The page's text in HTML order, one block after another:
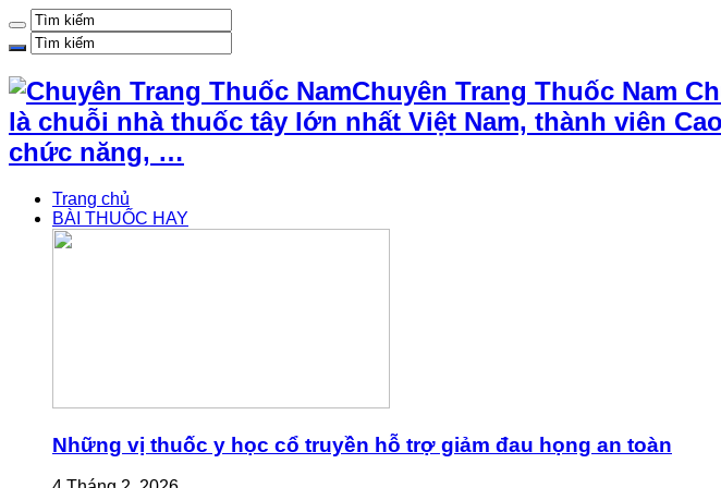
Chuyên Trang Thuốc Nam
là chuỗi nhà thuốc tây lớn nhất Việt Nam, thành viên
chức năng, …
Trang chủ
BÀI THUỐC HAY
Những vị thuốc y học cổ truyền hỗ trợ giảm đau họng an toàn